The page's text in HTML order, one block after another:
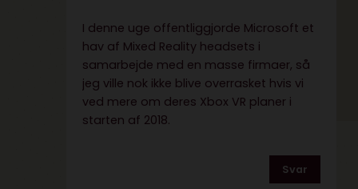
I denne uge offentliggjorde Microsoft et
hav af Mixed Reality headsets i
samarbejde med en masse firmaer, så
jeg ville nok ikke blive overrasket hvis vi
ved mere om deres Xbox VR planer i
starten af 2018.
Svar